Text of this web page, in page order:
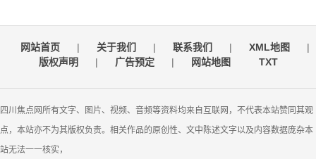
网站首页 | 关于我们 | 联系我们 | XML地图
|
版权声明
| 广告预定 | 网站地图 TXT
四川焦点网所有文字、图片、视频、音频等资料均来自互联网，不代表本站赞同其观
点，本站亦不为其版权负责。相关作品的原创性、文中陈述文字以及内容数据庞杂本
站无法一一核实，